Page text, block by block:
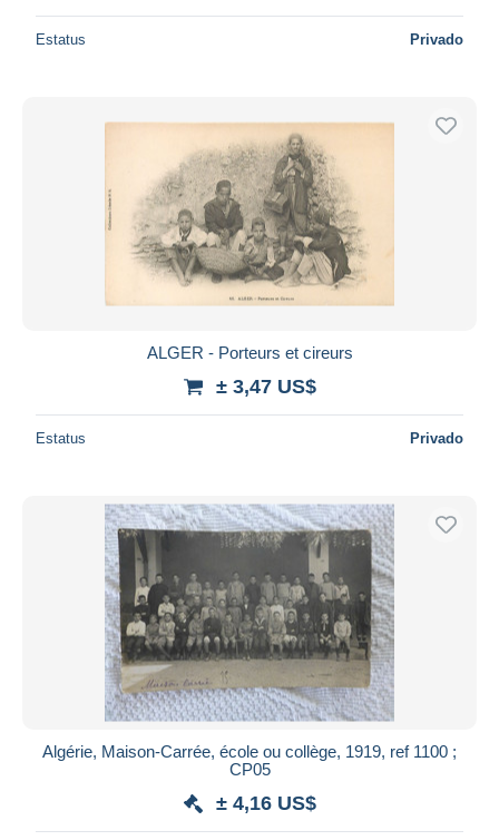
Estatus Privado
ALGER - Porteurs et cireurs
± 3,47 US$
Estatus Privado
Algérie, Maison-Carrée, école ou collège, 1919, ref 1100 ;
CP05
± 4,16 US$